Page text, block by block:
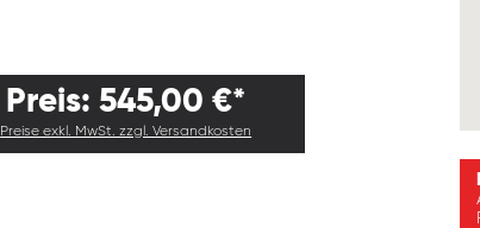
Preis: 545,00 €*
Preise exkl. MwSt. zzgl. Versandkosten